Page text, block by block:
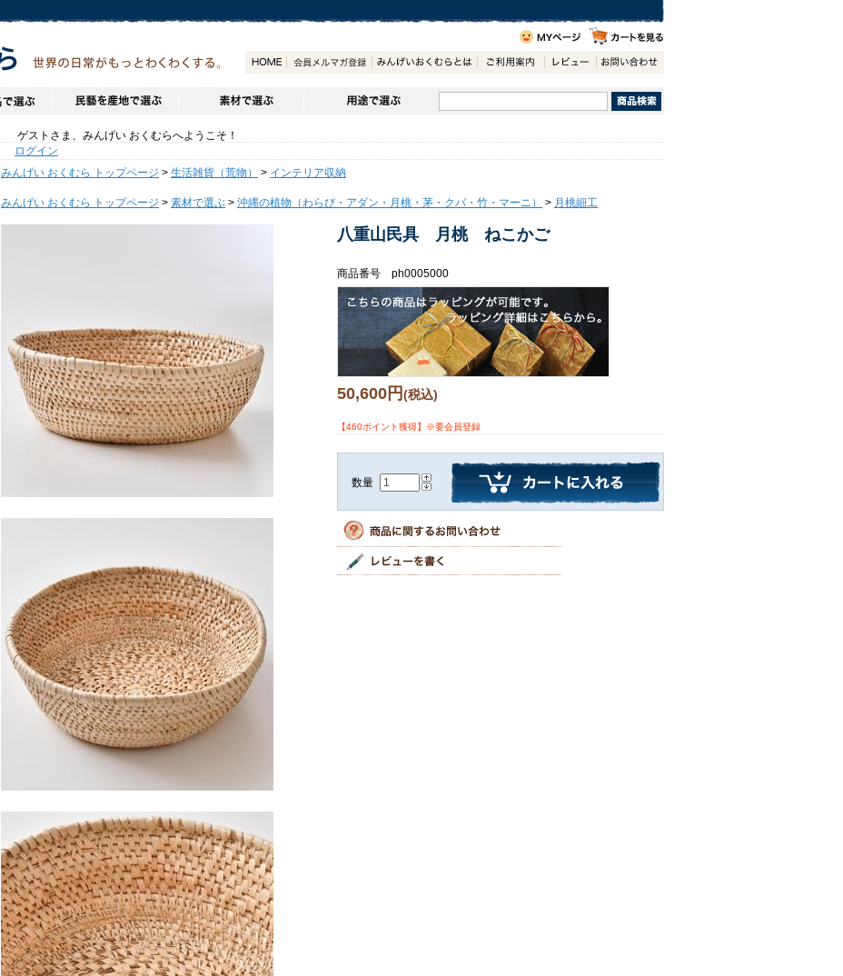
ゲストさま、みんげい おくむらへようこそ！
ログイン
みんげい おくむら トップページ > 生活雑貨（荒物） > インテリア収納
みんげい おくむら トップページ > 素材で選ぶ > 沖縄の植物（わらび・アダン・月桃・茅・クバ・竹・マーニ） > 月桃細工
八重山民具 月桃 ねこかご
商品番号 ph0005000
50,600円(税込)
【460ポイント獲得】※要会員登録
数量